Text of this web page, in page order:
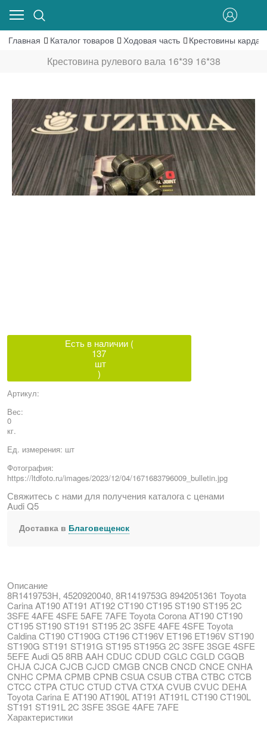
Главная Каталог товаров Ходовая часть Крестовины
Крестовина рулевого вала 16*39 16*38
Есть в наличии (
137
шт
)
Артикул:
Вес:
0
кг.
Ед. измерения: шт
Фотография:
https://ltdfoto.ru/images/2023/12/04/1671683796009_bulletin.jpg
Свяжитесь с нами для получения каталога с ценами
Audi Q5
Доставка в Благовещенск
Описание
8R1419753H, 4520920040, 8R1419753G 8942051361 Toyota
Carina AT190 AT191 AT192 CT190 CT195 ST190 ST195 2C
3SFE 4AFE 4SFE 5AFE 7AFE Toyota Corona AT190 CT190
CT195 ST190 ST191 ST195 2C 3SFE 4AFE 4SFE Toyota
Caldina CT190 CT190G CT196 CT196V ET196 ET196V ST190
ST190G ST191 ST191G ST195 ST195G 2C 3SFE 3SGE 4SFE
5EFE Audi Q5 8RB AAH CDUC CDUD CGLC CGLD CGQB
CHJA CJCA CJCB CJCD CMGB CNCB CNCD CNCE CNHA
CNHC CPMA CPMB CPNB CSUA CSUB CTBA CTBC CTCB
CTCC CTPA CTUC CTUD CTVA CTXA CVUB CVUC DEHA
Toyota Carina E AT190 AT190L AT191 AT191L CT190 CT190L
ST191 ST191L 2C 3SFE 3SGE 4AFE 7AFE
Характеристики